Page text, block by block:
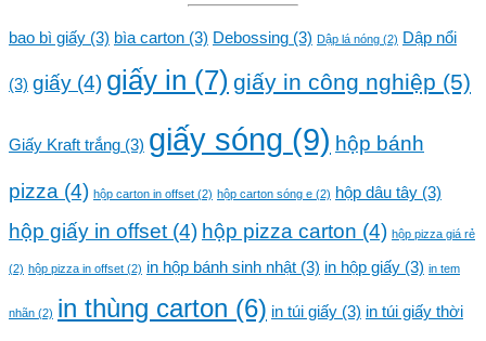
bao bì giấy (3) bìa carton (3) Debossing (3) Dập lá nóng (2) Dập nổi
(3) giấy (4) giấy in (7) giấy in công nghiệp (5)
Giấy Kraft trắng (3) giấy sóng (9) hộp bánh
pizza (4) hộp carton in offset (2) hộp carton sóng e (2) hộp dâu tây (3)
hộp giấy in offset (4) hộp pizza carton (4) hộp pizza giá rẻ
(2) hộp pizza in offset (2) in hộp bánh sinh nhật (3) in hộp giấy (3) in tem
nhãn (2) in thùng carton (6) in túi giấy (3) in túi giấy thời